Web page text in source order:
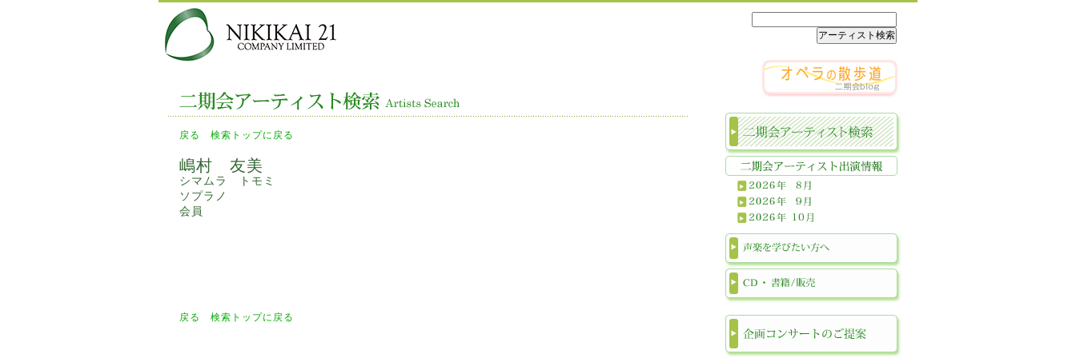
戻る 検索トップに戻る
嶋村 友美
シマムラ トモミ
ソプラノ
会員
戻る 検索トップに戻る